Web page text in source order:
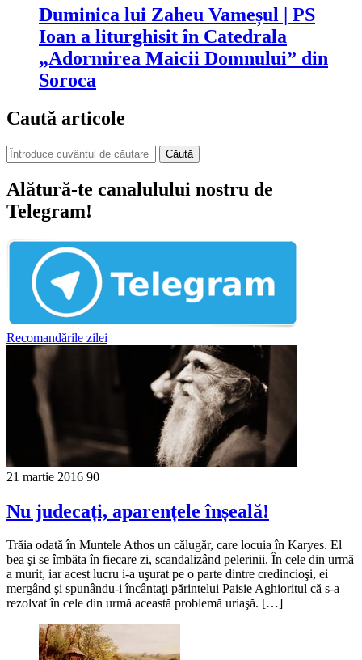
Duminica lui Zaheu Vameșul | PS
Ioan a liturghisit în Catedrala
„Adormirea Maicii Domnului” din
Soroca
Caută articole
Căută
Alătură-te canalulului nostru de
Telegram!
Recomandările zilei
21 martie 2016 90
Nu judecați, aparențele înșeală!
Trăia odată în Muntele Athos un călugăr, care locuia în Karyes. El
bea şi se îmbăta în fiecare zi, scandalizând pelerinii. În cele din urmă
a murit, iar acest lucru i-a uşurat pe o parte dintre credincioşi, ei
mergând şi spunându-i încântaţi părintelui Paisie Aghioritul că s-a
rezolvat în cele din urmă această problemă uriaşă. […]